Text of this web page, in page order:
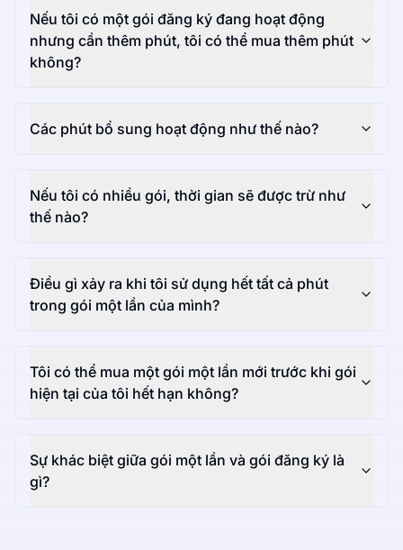
Nếu tôi có một gói đăng ký đang hoạt động
nhưng cần thêm phút, tôi có thể mua thêm phút
không?
Các phút bổ sung hoạt động như thế nào?
Nếu tôi có nhiều gói, thời gian sẽ được trừ như
thế nào?
Điều gì xảy ra khi tôi sử dụng hết tất cả phút
trong gói một lần của mình?
Tôi có thể mua một gói một lần mới trước khi gói
hiện tại của tôi hết hạn không?
Sự khác biệt giữa gói một lần và gói đăng ký là
gì?